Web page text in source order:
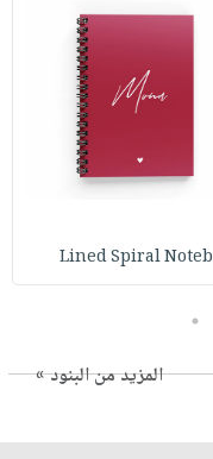
Lined Spiral Noteb
5
المزيد من البنود »